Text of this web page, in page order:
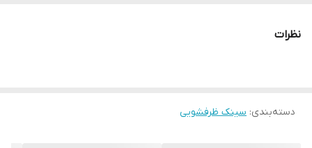
نظرات
دسته‌بندی: سینک ظرفشویی